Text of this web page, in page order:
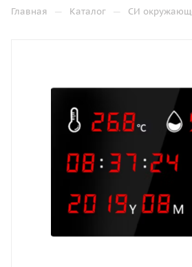
Главная — Каталог — СИ